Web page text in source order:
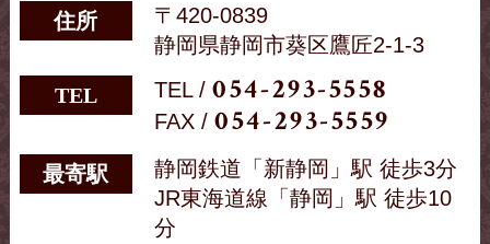
診療は予約制ではありません。
歯石除去、去勢手術、避妊手術にも対応して
います（予約制）
最新の医療機器、プラズマ治療も可能です。
お気軽にお問合せください。
しまった場合は血液検査をしてください。血
液検査で陰性がでても、成虫がいないという
ことで、幼虫はいる可能性がいるため、予防
薬を飲ませたあとにまれにショックを起こす
場合もありますので、予防薬を飲ませるとき
は、飼い主さんが在宅時の午前中にしたほう
がいいでしょう。
【猫の予防薬】
住所
〒420-0839
静岡県静岡市葵区鷹匠2-1-3
TEL TEL /054-293-5558
FAX /054-293-5559
最寄駅
静岡鉄道「新静岡」駅 徒歩3分
JR東海道線「静岡」駅 徒歩10
分